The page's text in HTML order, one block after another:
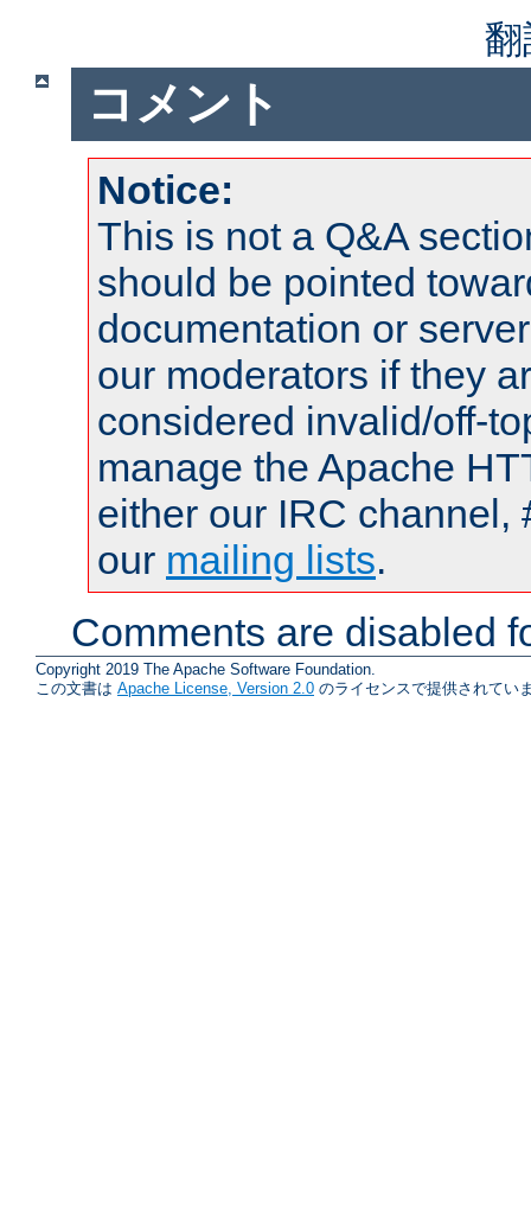
コメント
Notice:
This is not a Q&A
should be pointed
documentation or
our moderators if they
considered invalid/off-
manage the Apache
either our IRC channel,
our mailing lists.
Comments are disabled
Copyright 2019 The Apache Software Foundation.
この文書は Apache License, Version 2.0 のライセンスで提供されてい